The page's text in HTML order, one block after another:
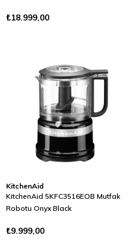
₺18.999,00
KitchenAid
KitchenAid 5KFC3516EOB Mutfak
Robotu Onyx Black
₺9.999,00